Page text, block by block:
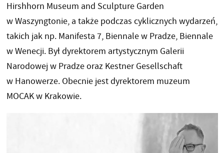
Hirshhorn Museum and Sculpture Garden
w Waszyngtonie, a także podczas cyklicznych wydarzeń,
takich jak np. Manifesta 7, Biennale w Pradze, Biennale
w Wenecji. Był dyrektorem artystycznym Galerii
Narodowej w Pradze oraz Kestner Gesellschaft
w Hanowerze. Obecnie jest dyrektorem muzeum
MOCAK w Krakowie.